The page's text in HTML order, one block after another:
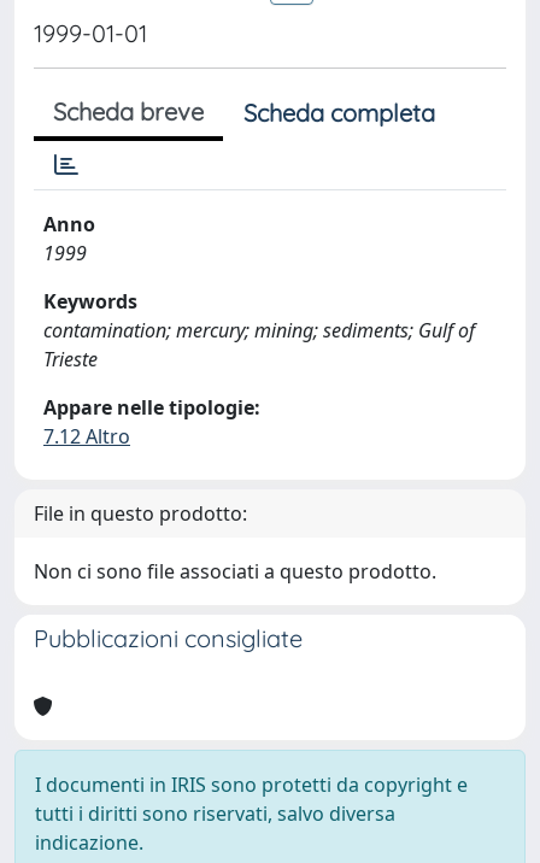
1999-01-01
Scheda breve Scheda completa
Anno
1999
Keywords
contamination; mercury; mining; sediments; Gulf of
Trieste
Appare nelle tipologie:
7.12 Altro
File in questo prodotto:
Non ci sono file associati a questo prodotto.
Pubblicazioni consigliate
I documenti in IRIS sono protetti da copyright e
tutti i diritti sono riservati, salvo diversa
indicazione.